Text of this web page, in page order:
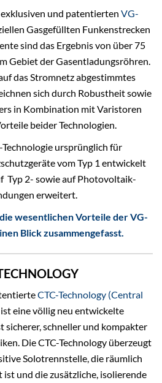
und patentierten VG-
Gasgefüllten Funkenstrecken
sind das Ergebnis von über 75
Gebiet der Gasentladungsröhren.
das Stromnetz abgestimmtes
sich durch Robustheit sowie
in Kombination mit Varistoren
beider Technologien.
Technologie ursprünglich für
vom Typ 1 entwickelt
Typ 2- sowie auf Photovoltaik-
erweitert.
wesentlichen Vorteile der VG-
Blick zusammengefasst.
CTC-Technology (Central
ist eine völlig neu entwickelte
sicherer, schneller und kompakter
Die CTC-Technology überzeugt
Solotrennstelle, die räumlich
und die zusätzliche, isolierende